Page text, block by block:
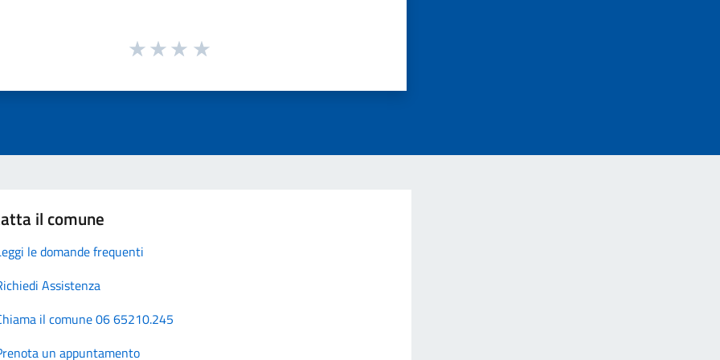
il comune
le domande frequenti
Assistenza
il comune 06 65210.245
un appuntamento